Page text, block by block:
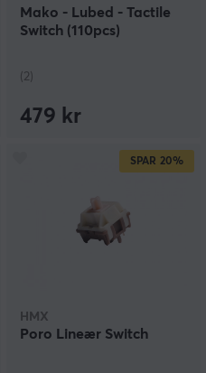
Mako - Lubed - Tactile
Switch (110pcs)
(2)
479 kr
SPAR 20%
HMX
Poro Lineær Switch